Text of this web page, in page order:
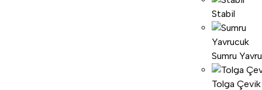
Stabil
Sumru
Tolga Çevik